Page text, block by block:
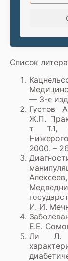
Список
— 3-е
Густов
Ж.П.
т. Т.1,
2000. –
И. И.
Е.Е.
Ли Л. С.